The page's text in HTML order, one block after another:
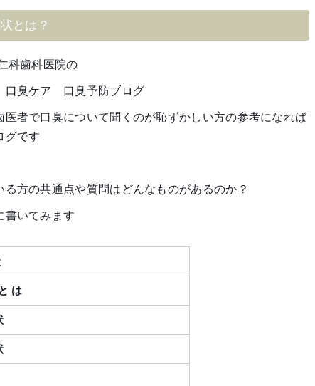
治療 高齢者歯科・入れ歯
とは？
科歯科医院の
口臭ケア 口臭予防ブログ
医者で口臭について聞くのが恥ずかしい方の参考になれば
グです
る方の共通点や質問はどんなものがあるのか？
書いてみます
と は